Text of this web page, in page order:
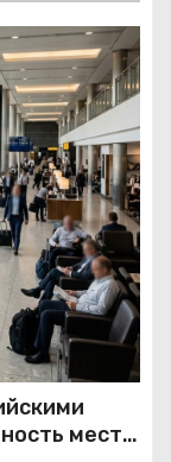
мест и